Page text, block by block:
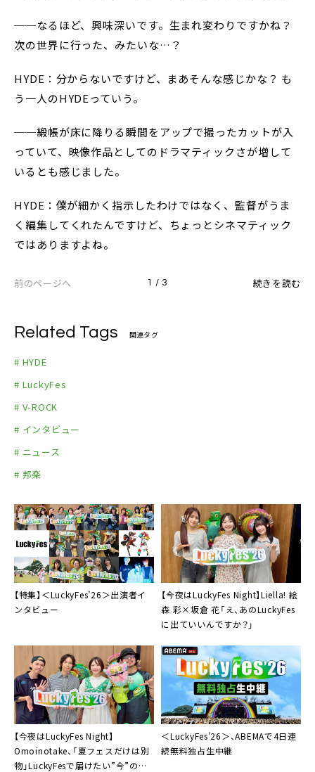
──なるほど、興味深いです。生まれ変わりですかね？
次の世界に行った、みたいな…？
HYDE：分からないですけど、まあそんな感じかな？ も
う一人のHYDEっていう。
──緞帳が床に降りる瞬間をアップで撮ったカットが入
っていて、映像作品としてのドラマティックさが増して
いるとも感じました。
HYDE：僕が細かく指示したわけではなく、監督がうま
く編集してくれたんですけど、ちょっとシネマティック
ではありますよね。
前のページへ 1 / 3 続きを読む
Related Tags 関連タグ
# HYDE
# LuckyFes
# V-ROCK
# インタビュー
# ニュース
# 邦楽
【特集】＜LuckyFes’26＞出演者イ
ンタビュー
【今夜はLuckyFes Night】Liella! 絵
森 彩×坂倉 花「え、あのLuckyFes
に出ていいんですか？」
【今夜はLuckyFes Night】
Omoinotake、「夏フェスだけは別
物」LuckyFesで届けたい”今”のラ
＜LuckyFes’26＞、ABEMAで4日連
続無料独占生中継